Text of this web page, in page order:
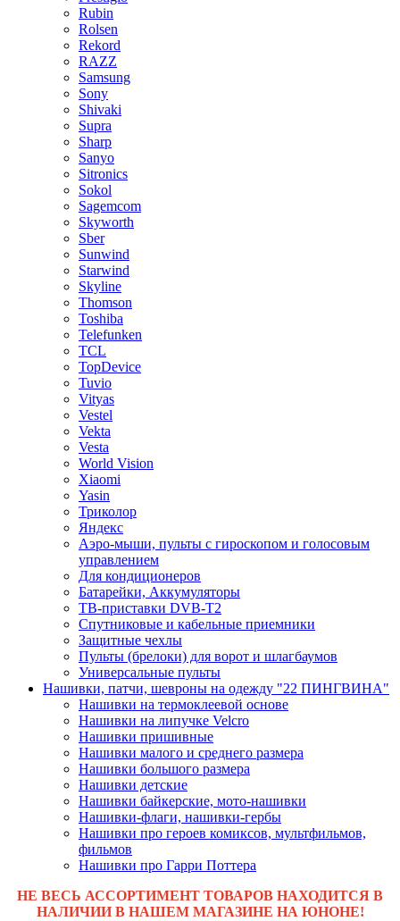
Rubin
Rolsen
Rekord
RAZZ
Samsung
Sony
Shivaki
Supra
Sharp
Sanyo
Sitronics
Sokol
Sagemcom
Skyworth
Sber
Sunwind
Starwind
Skyline
Thomson
Toshiba
Telefunken
TCL
TopDevice
Tuvio
Vityas
Vestel
Vekta
Vesta
World Vision
Xiaomi
Yasin
Триколор
Яндекс
Аэро-мыши, пульты с гироскопом и голосовым
управлением
Для кондиционеров
Батарейки, Аккумуляторы
ТВ-приставки DVB-T2
Спутниковые и кабельные приемники
Защитные чехлы
Пульты (брелоки) для ворот и шлагбаумов
Универсальные пульты
Нашивки, патчи, шевроны на одежду "22 ПИНГВИНА"
Нашивки на термоклеевой основе
Нашивки на липучке Velcro
Нашивки пришивные
Нашивки малого и среднего размера
Нашивки большого размера
Нашивки детские
Нашивки байкерские, мото-нашивки
Нашивки-флаги, нашивки-гербы
Нашивки про героев комиксов, мультфильмов,
фильмов
Нашивки про Гарри Поттера
НЕ ВЕСЬ АССОРТИМЕНТ ТОВАРОВ НАХОДИТСЯ В
НАЛИЧИИ В НАШЕМ МАГАЗИНЕ НА ЮНОНЕ!